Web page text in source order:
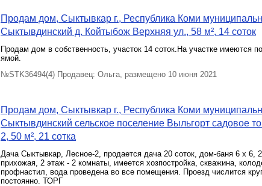
Продам дом, Сыктывкар г., Республика Коми
Сыктывдинский д. Койтыбож Верхняя ул., 58 м², 14 соток
Продам дом в собственность, участок 14 соток.На участке имеются
ямой.
№STK36494(4) Продавец: Ольга, размещено 10 июня 2021
Продам дом, Сыктывкар г., Республика Коми
Сыктывдинский сельское поселение Выльгорт садовое
2, 50 м², 21 сотка
Дача Сыктывкар, Лесное-2, продается дача 20 соток, дом-баня 6 х 6,
прихожая, 2 этаж - 2 комнаты, имеется хозпостройка, скважина,
профнастил, вода проведена во все помещения. Проезд числится
постоянно. ТОРГ